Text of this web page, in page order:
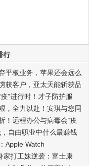
行
平板业务，苹果还会远么
获客户，亚太天能斩获品
”进行时！才子防护服
，全力以赴！安琪与您同
！远程办公与病毒会“疫
自由职业中什么最赚钱
Apple Watch
家打工妹逆袭：富士康